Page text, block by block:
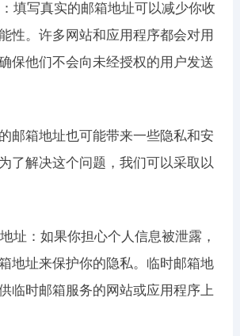
填写真实的邮箱地址可以减少你收
性。许多网站和应用程序都会对用
保他们不会向未经授权的用户发送
邮箱地址也可能带来一些隐私和安
了解决这个问题，我们可以采取以
址：如果你担心个人信息被泄露，
地址来保护你的隐私。临时邮箱地
临时邮箱服务的网站或应用程序上